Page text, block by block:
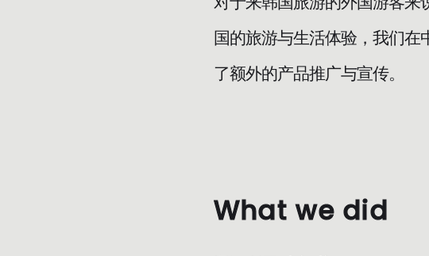
国的旅游与生活体验，我们
了额外的产品推广与宣传。
What we did